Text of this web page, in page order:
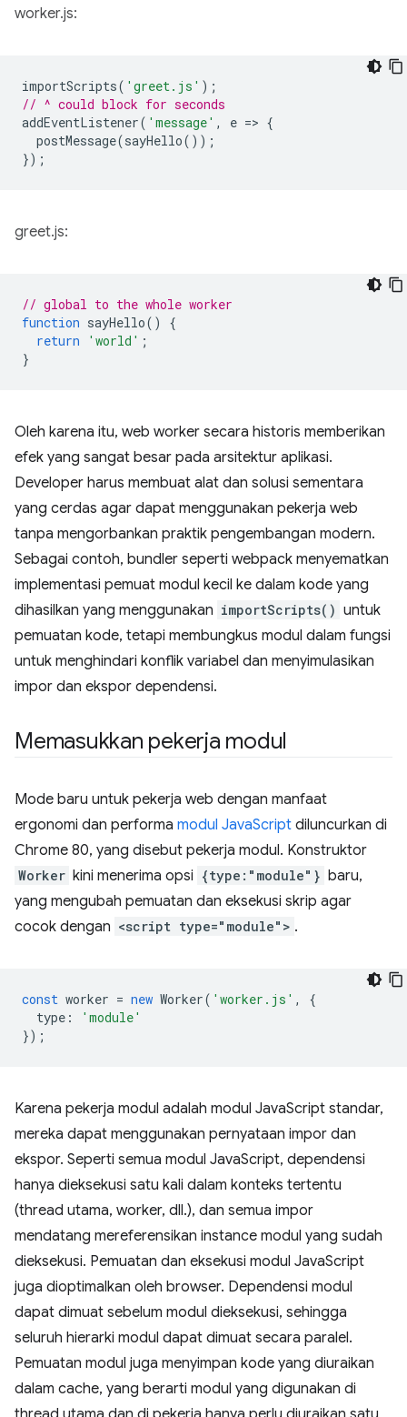
worker.js:
importScripts( 'greet.js' );
// ^ could block for seconds
addEventListener( 'message' , e => {
postMessage(sayHello());
});
greet.js:
// global to the whole worker
function sayHello()
{
return
'world' ;
}
Oleh karena itu, web worker secara historis memberikan
efek yang sangat besar pada arsitektur aplikasi.
Developer harus membuat alat dan solusi sementara
yang cerdas agar dapat menggunakan pekerja web
tanpa mengorbankan praktik pengembangan modern.
Sebagai contoh, bundler seperti webpack menyematkan
implementasi pemuat modul kecil ke dalam kode yang
dihasilkan yang menggunakan importScripts() untuk
pemuatan kode, tetapi membungkus modul dalam fungsi
untuk menghindari konflik variabel dan menyimulasikan
impor dan ekspor dependensi.
Memasukkan pekerja modul
Mode baru untuk pekerja web dengan manfaat
ergonomi dan performa modul JavaScript diluncurkan di
Chrome 80, yang disebut pekerja modul. Konstruktor
Worker kini menerima opsi {type:"module"} baru,
yang mengubah pemuatan dan eksekusi skrip agar
cocok dengan <script type="module"> .
const worker = new Worker( 'worker.js' ,
{
type :
'module'
});
Karena pekerja modul adalah modul JavaScript standar,
mereka dapat menggunakan pernyataan impor dan
ekspor. Seperti semua modul JavaScript, dependensi
hanya dieksekusi satu kali dalam konteks tertentu
(thread utama, worker, dll.), dan semua impor
mendatang mereferensikan instance modul yang sudah
dieksekusi. Pemuatan dan eksekusi modul JavaScript
juga dioptimalkan oleh browser. Dependensi modul
dapat dimuat sebelum modul dieksekusi, sehingga
seluruh hierarki modul dapat dimuat secara paralel.
Pemuatan modul juga menyimpan kode yang diuraikan
dalam cache, yang berarti modul yang digunakan di